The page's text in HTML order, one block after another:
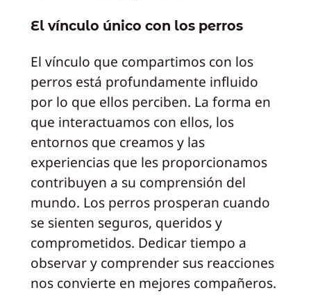
El vínculo único con los perros
El vínculo que compartimos con los
perros está profundamente influido
por lo que ellos perciben. La forma en
que interactuamos con ellos, los
entornos que creamos y las
experiencias que les proporcionamos
contribuyen a su comprensión del
mundo. Los perros prosperan cuando
se sienten seguros, queridos y
comprometidos. Dedicar tiempo a
observar y comprender sus reacciones
nos convierte en mejores compañeros.